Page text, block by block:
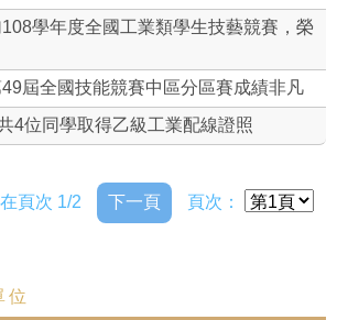
學年度全國工業類學生技藝競賽，榮
屆全國技能競賽中區分區賽成績非凡
4位同學取得乙級工業配線證照
頁次 1/2 下一頁 頁次：
位